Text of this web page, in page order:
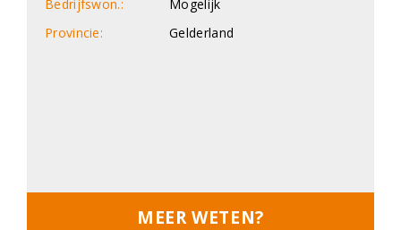
Bedrijfswon.:
Mogelijk
Provincie:
Gelderland
MEER WETEN?